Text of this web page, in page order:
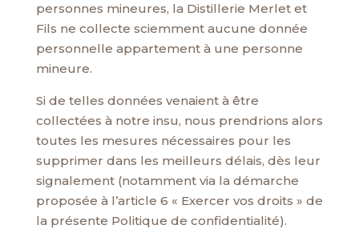
personnes mineures, la Distillerie Merlet et
Fils ne collecte sciemment aucune donnée
personnelle appartement à une personne
mineure.
Si de telles données venaient à être
collectées à notre insu, nous prendrions alors
toutes les mesures nécessaires pour les
supprimer dans les meilleurs délais, dès leur
signalement (notamment via la démarche
proposée à l’article 6 « Exercer vos droits » de
la présente Politique de confidentialité).